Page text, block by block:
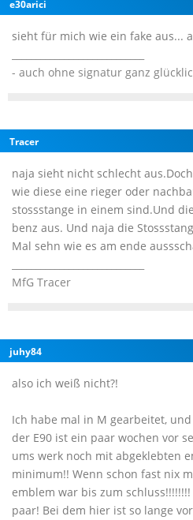
e30arici
sieht für mich wie ein fake aus...
- auch ohne signatur ganz
Tracer
naja sieht nicht schlecht
wie diese eine rieger oder
stossstange in einem sind.Und
benz aus. Und naja die
Mal sehn wie es am ende
MfG Tracer
juhy84
also ich weiß nicht?!
Ich habe mal in M gearbeitet,
der E90 ist ein paar wochen vor
ums werk noch mit abgeklebten
minimum!! Wenn schon fast nix
emblem war bis zum
paar! Bei dem hier ist so lange